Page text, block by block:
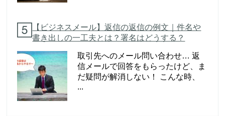
【ビジネスメール】返信の返信の例文｜件名や
書き出しの一工夫とは？署名はどうする？
取引先へのメール問い合わせ… 返
信メールで回答をもらったけど、ま
だ疑問が解消しない！ こんな時、
...